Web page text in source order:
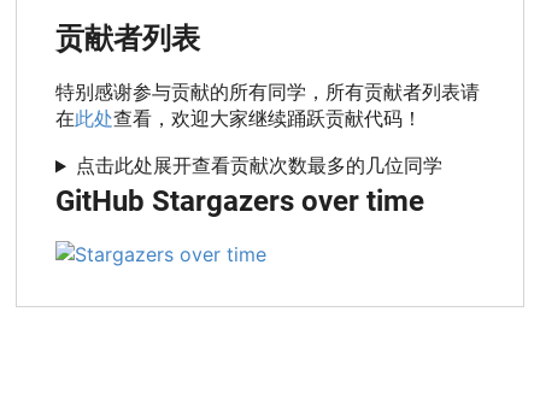
贡献者列表
特别感谢参与贡献的所有同学，所有贡献者列表请
在此处查看，欢迎大家继续踊跃贡献代码！
点击此处展开查看贡献次数最多的几位同学
GitHub Stargazers over time